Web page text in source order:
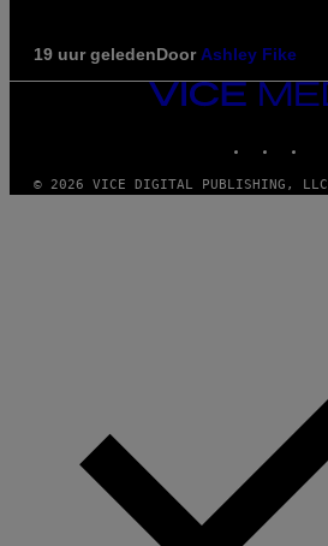
19 uur geledenDoorAshley Fike
VICE
© 2026 VICE DIGITAL PUBLISHING, LLC